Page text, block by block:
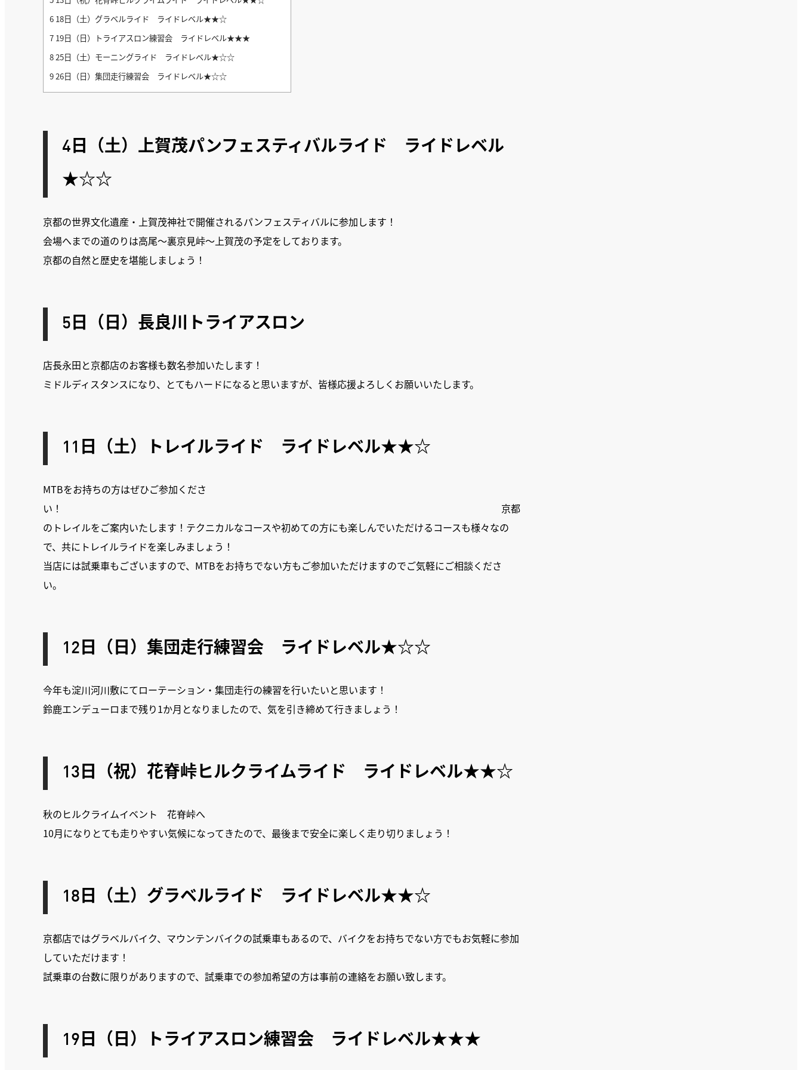
6 18日（土）グラベルライド ライドレベル★★☆
7 19日（日）トライアスロン練習会 ライドレベル★★★
825日（土）モーニングライド ライドレベル★☆☆
926日（日）集団走行練習会 ライドレベル★☆☆
4日（土）上賀茂パンフェスティバルライド ライドレベル
★☆☆
京都の世界文化遺産・上賀茂神社で開催されるパンフェスティバルに参加します！
会場へまでの道のりは高尾～裏京見峠～上賀茂の予定をしております。
京都の自然と歴史を堪能しましょう！
5日（日）長良川トライアスロン
店長永田と京都店のお客様も数名参加いたします！
ミドルディスタンスになり、とてもハードになると思いますが、皆様応援よろしくお願いいたします。
11日（土）トレイルライド ライドレベル★★☆
MTBをお持ちの方はぜひご参加くださ
い！ 京都
のトレイルをご案内いたします！テクニカルなコースや初めての方にも楽しんでいただけるコースも様々なの
で、共にトレイルライドを楽しみましょう！
当店には試乗車もございますので、MTBをお持ちでない方もご参加いただけますのでご気軽にご相談くださ
い。
12日（日）集団走行練習会 ライドレベル★☆☆
今年も淀川河川敷にてローテーション・集団走行の練習を行いたいと思います！
鈴鹿エンデューロまで残り1か月となりましたので、気を引き締めて行きましょう！
13日（祝）花脊峠ヒルクライムライド ライドレベル★★☆
秋のヒルクライムイベント 花脊峠へ
10月になりとても走りやすい気候になってきたので、最後まで安全に楽しく走り切りましょう！
18日（土）グラベルライド ライドレベル★★☆
京都店ではグラベルバイク、マウンテンバイクの試乗車もあるので、バイクをお持ちでない方でもお気軽に参加
していただけます！
試乗車の台数に限りがありますので、試乗車での参加希望の方は事前の連絡をお願い致します。
19日（日）トライアスロン練習会 ライドレベル★★★